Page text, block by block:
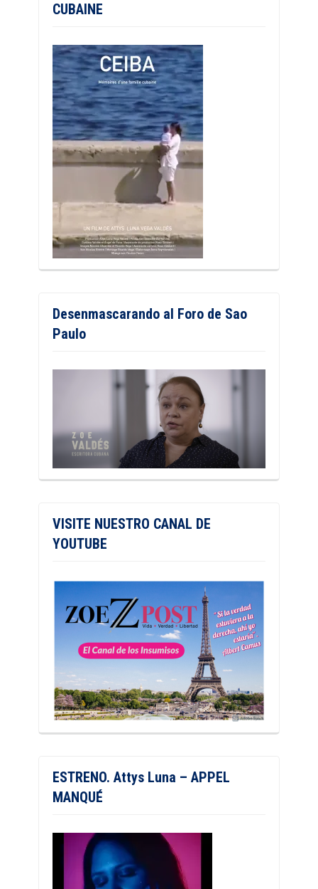
CUBAINE
Desenmascarando al Foro de Sao
Paulo
VISITE NUESTRO CANAL DE
YOUTUBE
ESTRENO. Attys Luna – APPEL
MANQUÉ